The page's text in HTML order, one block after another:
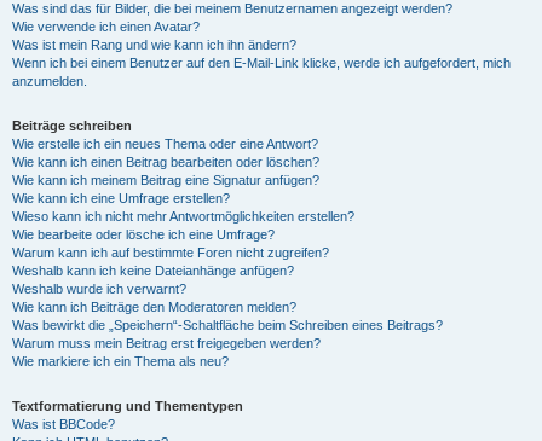
Was sind das für Bilder, die bei meinem Benutzernamen angezeigt werden?
Wie verwende ich einen Avatar?
Was ist mein Rang und wie kann ich ihn ändern?
Wenn ich bei einem Benutzer auf den E-Mail-Link klicke, werde ich aufgefordert, mich
anzumelden.
Beiträge schreiben
Wie erstelle ich ein neues Thema oder eine Antwort?
Wie kann ich einen Beitrag bearbeiten oder löschen?
Wie kann ich meinem Beitrag eine Signatur anfügen?
Wie kann ich eine Umfrage erstellen?
Wieso kann ich nicht mehr Antwortmöglichkeiten erstellen?
Wie bearbeite oder lösche ich eine Umfrage?
Warum kann ich auf bestimmte Foren nicht zugreifen?
Weshalb kann ich keine Dateianhänge anfügen?
Weshalb wurde ich verwarnt?
Wie kann ich Beiträge den Moderatoren melden?
Was bewirkt die „Speichern“-Schaltfläche beim Schreiben eines Beitrags?
Warum muss mein Beitrag erst freigegeben werden?
Wie markiere ich ein Thema als neu?
Textformatierung und Thementypen
Was ist BBCode?